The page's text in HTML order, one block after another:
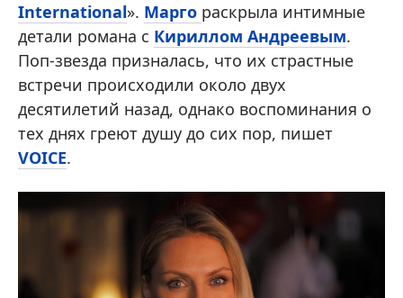
International». Марго раскрыла интимные
детали романа с Кириллом Андреевым.
Поп-звезда призналась, что их страстные
встречи происходили около двух
десятилетий назад, однако воспоминания о
тех днях греют душу до сих пор, пишет
VOICE.